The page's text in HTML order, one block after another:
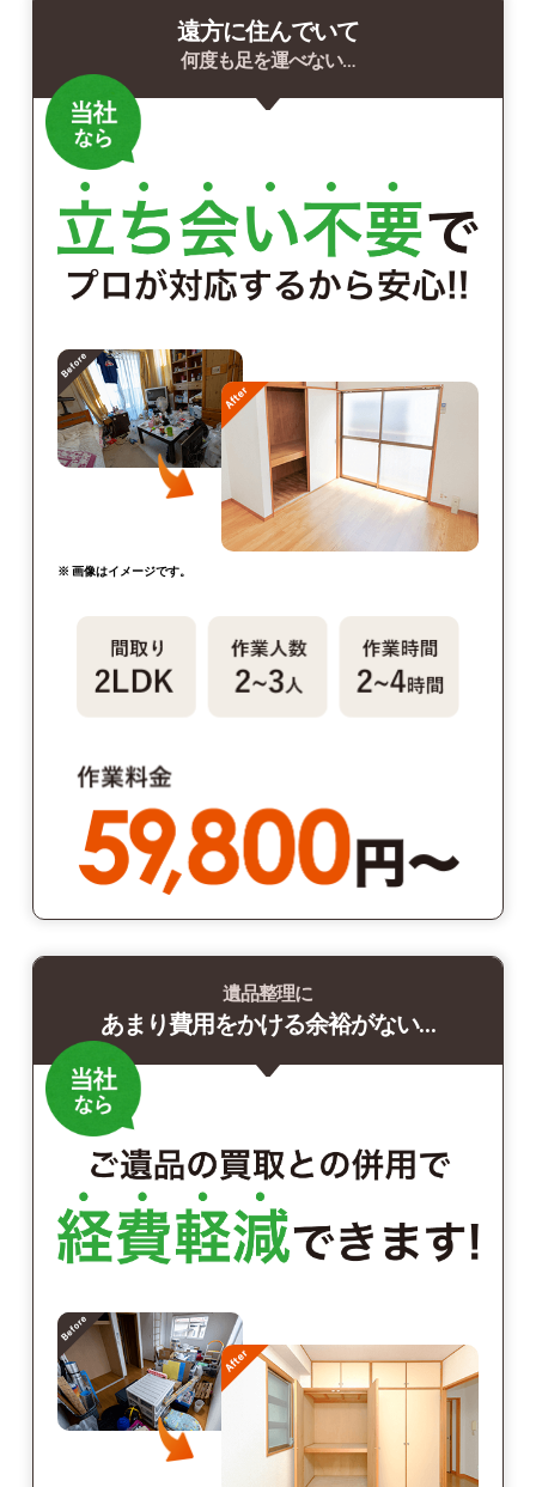
遠方に住んでいて
何度も足を運べない…
※ 画像はイメージです。
遺品整理に
あまり費用をかける余裕がない…